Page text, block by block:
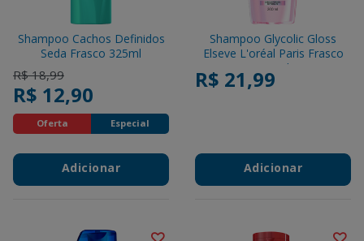
Shampoo Cachos Definidos
Seda Frasco 325ml
Price reduced from
R$ 18,99to
R$ 12,90
Oferta Especial
Adicionar
Shampoo Glycolic Gloss
Elseve L'oréal Paris Frasco
200ml
R$ 21,99
Adicionar